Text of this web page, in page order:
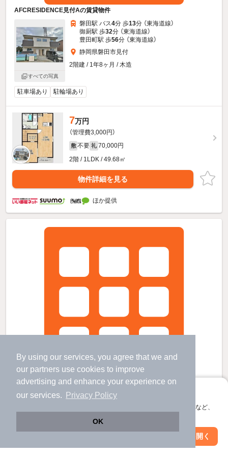
By using our services, you agree that we and
our partners use cookies to improve
advertising and enhance your experience on
our services.
Privacy Policy
OK
アプリに切り替えて、サクサクお部屋探し
会員登録なしですぐ使える。マップ検索やお気に入り保存など、
アプリを開く
AFCRESIDENCE見付Aの賃貸物件
すべての写真
磐田駅 バス4分 歩13分 （東海道線）
御厨駅 歩32分 （東海道線）
豊田町駅 歩56分 （東海道線）
静岡県磐田市見付
2階建 / 1年8ヶ月 / 木造
駐車場あり 駐輪場あり
7万円
（管理費3,000円）
敷 不要 礼 70,000円
2階 / 1LDK / 49.68㎡
物件詳細を見る
ほか提供
プランドールの賃貸物件
絞り込み条件を変更